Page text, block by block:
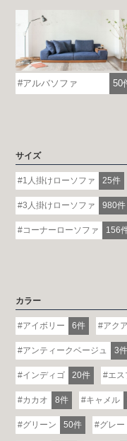
※
アルバソファ 50
サイズ
1人掛けローソファ 25件
3人掛けローソファ 980件
コーナーローソファ 156
カラー
アイボリー 6件 アクア
アンティークベージュ 3件
インディゴ 20件 エ
カカオ 8件 キャメル
グリーン 50件 グレー